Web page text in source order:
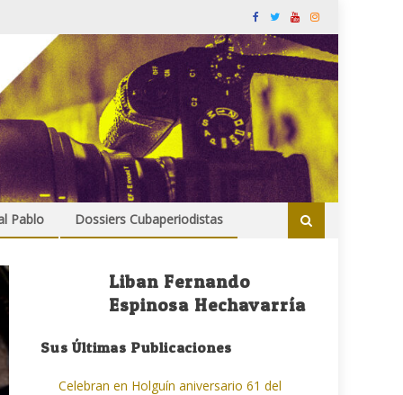
Pablo Dossiers Cubaperiodistas
Liban Fernando
Espinosa Hechavarría
Sus Últimas Publicaciones
Celebran en Holguín aniversario 61 del